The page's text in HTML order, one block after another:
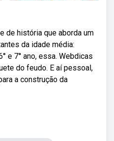
de história que aborda um
da idade média:
e 7° ano, essa. Webdicas
do feudo. E aí pessoal,
a construção da